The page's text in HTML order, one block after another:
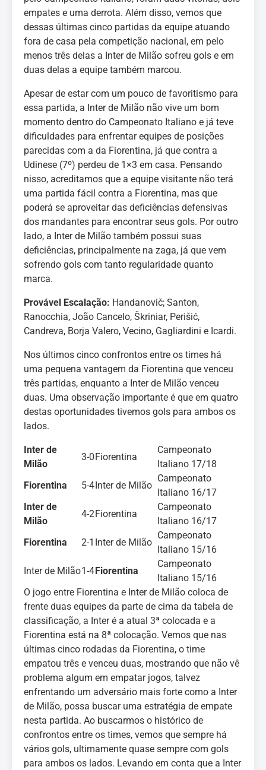
empates e uma derrota. Além disso, vemos que
dessas últimas cinco partidas da equipe atuando
fora de casa pela competição nacional, em pelo
menos três delas a Inter de Milão sofreu gols e em
duas delas a equipe também marcou.
Apesar de estar com um pouco de favoritismo para
essa partida, a Inter de Milão não vive um bom
momento dentro do Campeonato Italiano e já teve
dificuldades para enfrentar equipes de posições
parecidas com a da Fiorentina, já que contra a
Udinese (7º) perdeu de 1×3 em casa. Pensando
nisso, acreditamos que a equipe visitante não terá
uma partida fácil contra a Fiorentina, mas que
poderá se aproveitar das deficiências defensivas
dos mandantes para encontrar seus gols. Por outro
lado, a Inter de Milão também possui suas
deficiências, principalmente na zaga, já que vem
sofrendo gols com tanto regularidade quanto
marca.
Provável Escalação: Handanovič; Santon,
Ranocchia, João Cancelo, Škriniar, Perišić,
Candreva, Borja Valero, Vecino, Gagliardini e Icardi.
Nos últimos cinco confrontos entre os times há
uma pequena vantagem da Fiorentina que venceu
três partidas, enquanto a Inter de Milão venceu
duas. Uma observação importante é que em quatro
destas oportunidades tivemos gols para ambos os
lados.
Inter de
Milão
3-0Fiorentina
Campeonato
Italiano 17/18
Fiorentina
5-4Inter de Milão
Campeonato
Italiano 16/17
Inter de
Milão
4-2Fiorentina
Campeonato
Italiano 16/17
Fiorentina
2-1 Inter de Milão
Campeonato
Italiano 15/16
Inter de Milão1-4Fiorentina
Campeonato
Italiano 15/16
O jogo entre Fiorentina e Inter de Milão coloca de
frente duas equipes da parte de cima da tabela de
classificação, a Inter é a atual 3ª colocada e a
Fiorentina está na 8ª colocação. Vemos que nas
últimas cinco rodadas da Fiorentina, o time
empatou três e venceu duas, mostrando que não vê
problema algum em empatar jogos, talvez
enfrentando um adversário mais forte como a Inter
de Milão, possa buscar uma estratégia de empate
nesta partida. Ao buscarmos o histórico de
confrontos entre os times, vemos que sempre há
vários gols, ultimamente quase sempre com gols
para ambos os lados. Levando em conta que a Inter